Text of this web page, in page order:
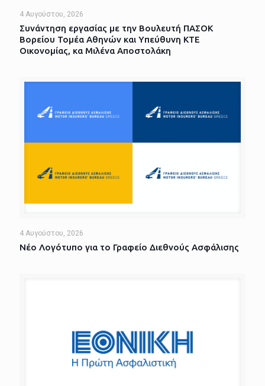
4 Αυγούστου, 2026
Συνάντηση εργασίας με την Βουλευτή ΠΑΣΟΚ
Βορείου Τομέα Αθηνών και Υπεύθυνη ΚΤΕ
Οικονομίας, κα Μιλένα Αποστολάκη
4 Αυγούστου, 2026
Νέο Λογότυπο για το Γραφείο Διεθνούς Ασφάλισης